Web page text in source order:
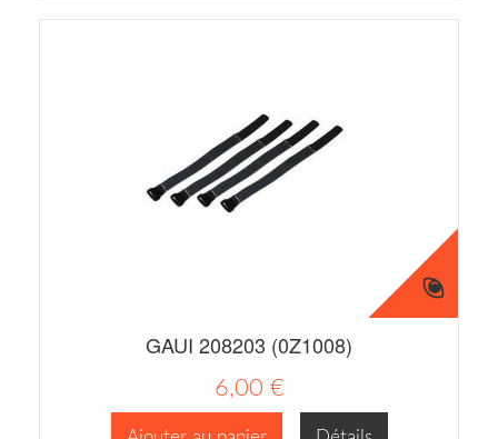
GAUI 208203 (0Z1008)
6,00 €